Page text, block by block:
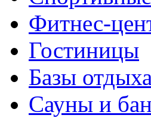
Фитнес-
Гостиницы
Базы отдыха
Сауны и